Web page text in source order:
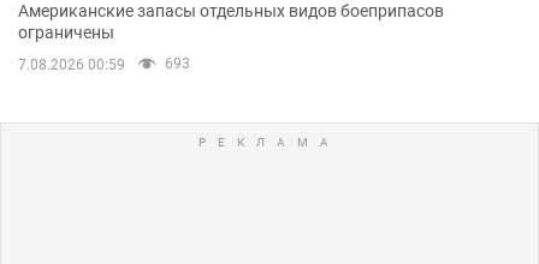
Американские запасы отдельных видов боеприпасов
ограничены
7.08.2026 00:59 693